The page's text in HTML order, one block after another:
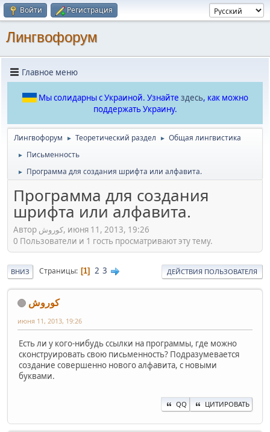
Войти Регистрация
Лингвофорум
Главное меню
Мы солидарны с Украиной. Узнайте здесь, как можно
поддержать Украину.
Лингвофорум ► Теоретический раздел ► Общая лингвистика
► Письменность
► Программа для создания шрифта или алфавита.
Программа для создания
шрифта или алфавита.
Автор کوروش, июня 11, 2013, 19:26
0 Пользователи и 1 гость просматривают эту тему.
ВНИЗ Страницы 1 2 3 ДЕЙСТВИЯ ПОЛЬЗОВАТЕЛЯ
کوروش
июня 11, 2013, 19:26
Есть ли у кого-нибудь ссылки на программы, где можно
сконструировать свою письменность? Подразумевается
создание совершенно нового алфавита, с новыми
буквами.
QQ ЦИТИРОВАТЬ